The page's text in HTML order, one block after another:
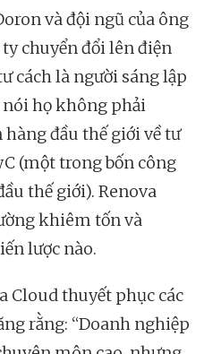
và đội ngũ của ông
chuyển đổi lên điện
cách là người sáng lập
nói họ không phải
đầu thế giới về tư
(một trong bốn công
thế giới). Renova
khiêm tốn và
lược nào.
Cloud thuyết phục các
rằng: “Doanh nghiệp